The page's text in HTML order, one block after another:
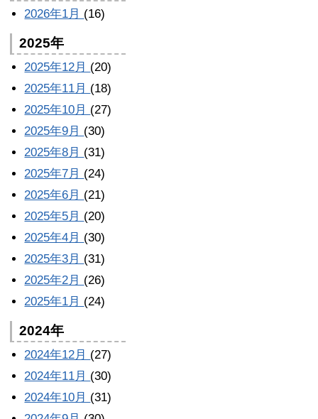
2026年1月 (16)
2025年
2025年12月 (20)
2025年11月 (18)
2025年10月 (27)
2025年9月 (30)
2025年8月 (31)
2025年7月 (24)
2025年6月 (21)
2025年5月 (20)
2025年4月 (30)
2025年3月 (31)
2025年2月 (26)
2025年1月 (24)
2024年
2024年12月 (27)
2024年11月 (30)
2024年10月 (31)